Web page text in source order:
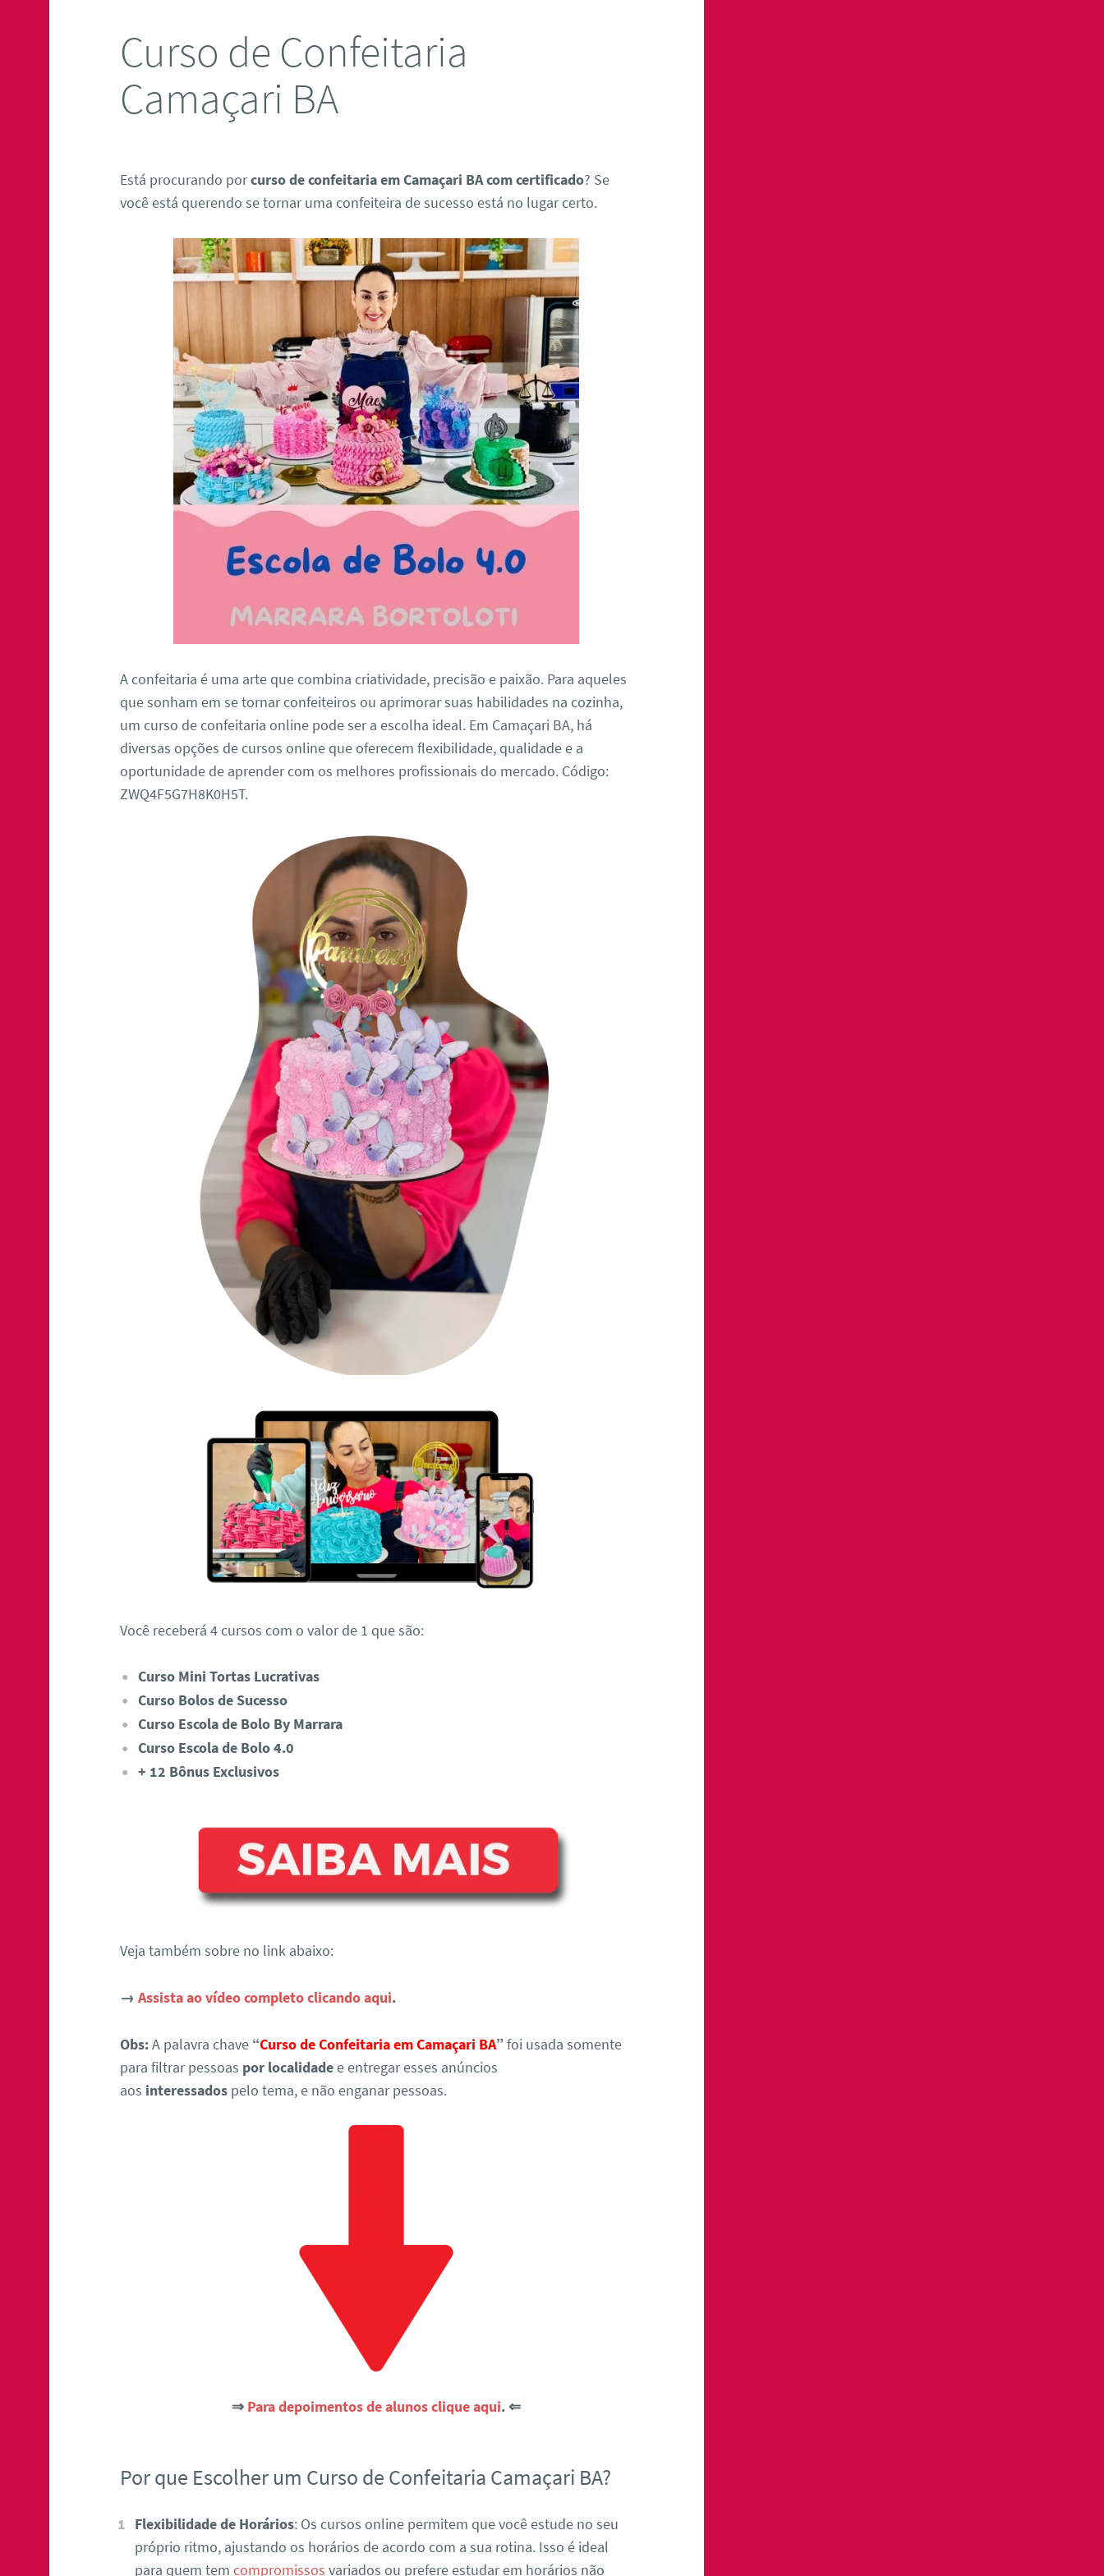
Curso de Confeitaria
Camaçari BA
Está procurando porcurso de confeitaria em Camaçari BA com certificado? Se
você está querendo se tornar uma confeiteira de sucesso está no lugar certo.
A confeitaria é uma arte que combina criatividade, precisão e paixão. Para aqueles
que sonham em se tornar confeiteiros ou aprimorar suas habilidades na cozinha,
um curso de confeitaria online pode ser a escolha ideal. Em Camaçari BA, há
diversas opções de cursos online que oferecem flexibilidade, qualidade e a
oportunidade de aprender com os melhores profissionais do mercado. Código:
ZWQ4F5G7H8K0H5T.
Você receberá 4 cursos com o valor de 1 que são:
Curso Mini Tortas Lucrativas
Curso Bolos de Sucesso
Curso Escola de Bolo By Marrara
Curso Escola de Bolo 4.0
+ 12 Bônus Exclusivos
Veja também sobre no link abaixo:
→Assista ao vídeo completo clicando aqui.
Obs:A palavra chave “Curso de Confeitaria em Camaçari BA” foi usada somente
para filtrar pessoas por localidadee entregar esses anúncios
aos interessados pelo tema, e não enganar pessoas.
⇒ Para depoimentos de alunos clique aqui. ⇐
Por que Escolher um Curso de Confeitaria Camaçari BA?
Flexibilidade de Horários: Os cursos online permitem que você estude no seu
próprio ritmo, ajustando os horários de acordo com a sua rotina. Isso é ideal
para quem temcompromissos variados ou prefere estudar em horários não